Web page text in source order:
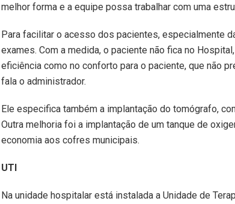
melhor forma e a equipe possa trabalhar com uma
Para facilitar o acesso dos pacientes, especialmente
exames. Com a medida, o paciente não fica no
eficiência como no conforto para o paciente, que não
fala o administrador.
Ele especifica também a implantação do tomógrafo,
Outra melhoria foi a implantação de um tanque de
economia aos cofres municipais.
UTI
Na unidade hospitalar está instalada a Unidade de